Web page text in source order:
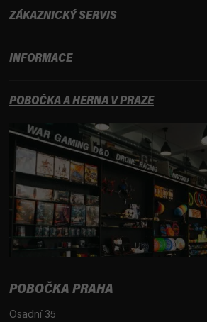
ZÁKAZNICKÝ SERVIS
INFORMACE
POBOČKA A HERNA V PRAZE
POBOČKA PRAHA
Osadní 35